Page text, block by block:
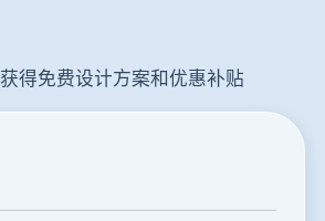
得免费设计方案和优惠补贴
生留言：碎石机有几种型号？碎石机械设备一套价格？